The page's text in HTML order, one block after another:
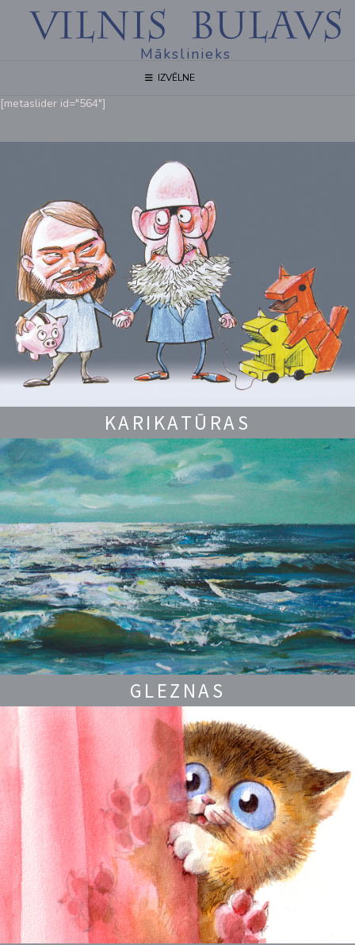
Mākslinieks
IZVĒLNE
[metaslider id="564"]
KARIKATŪRAS
GLEZNAS